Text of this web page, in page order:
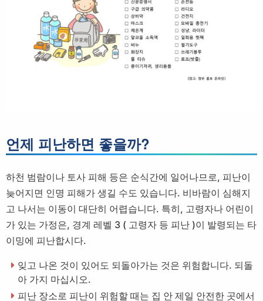
언제 피난하면 좋을까?
하천 범람이나 토사 피해 등은 순식간에 일어나므로, 피난이
늦어지면 인명 피해가 생길 수도 있습니다. 비바람이 심해지
고 나서는 이동이 대단히 어렵습니다. 특히, 고령자나 어린이
가 있는 가정은, 경계 레벨 3 ( 고령자 등 피난 )이 발령되는 타
이밍에 피난합시다.
잊고 나온 것이 있어도 되돌아가는 것은 위험합니다. 되돌
아 가지 마십시오.
피난 장소로 피난이 위험할 때는 집 안 제일 안전한 곳에서